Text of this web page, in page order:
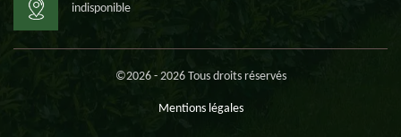
indisponible
©2026 - 2026 Tous droits réservés
Mentions légales